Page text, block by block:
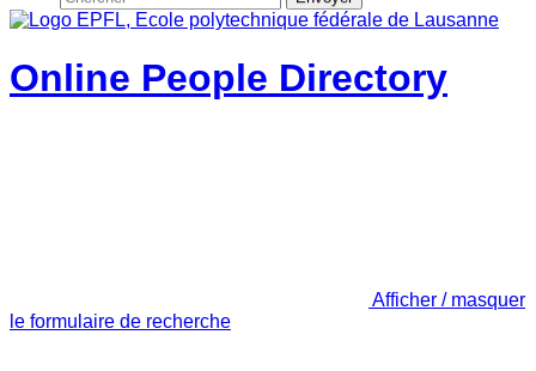
Online People Directory
Afficher / masquer
le formulaire de recherche